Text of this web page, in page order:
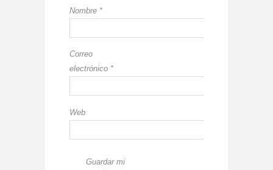
Nombre *
Correo
electrónico *
Web
Guardar mi